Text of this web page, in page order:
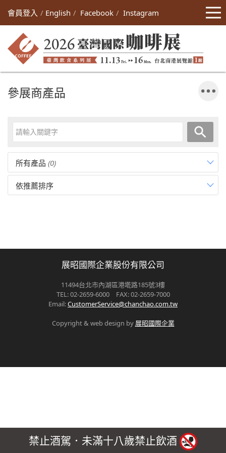
會員登入 English Facebook Instagram
參展商產品
所有產品 (0)
依推薦排序
展昭國際企業股份有限公司
11494台北市內湖區港墘路185號3樓
TEL: 02-2659-6000 FAX: 02-2659-7000
Email:CustomerService@chanchao.com.tw
Copyright & web design by 展昭國際企業
禁止酒駕．未滿十八歲禁止飲酒